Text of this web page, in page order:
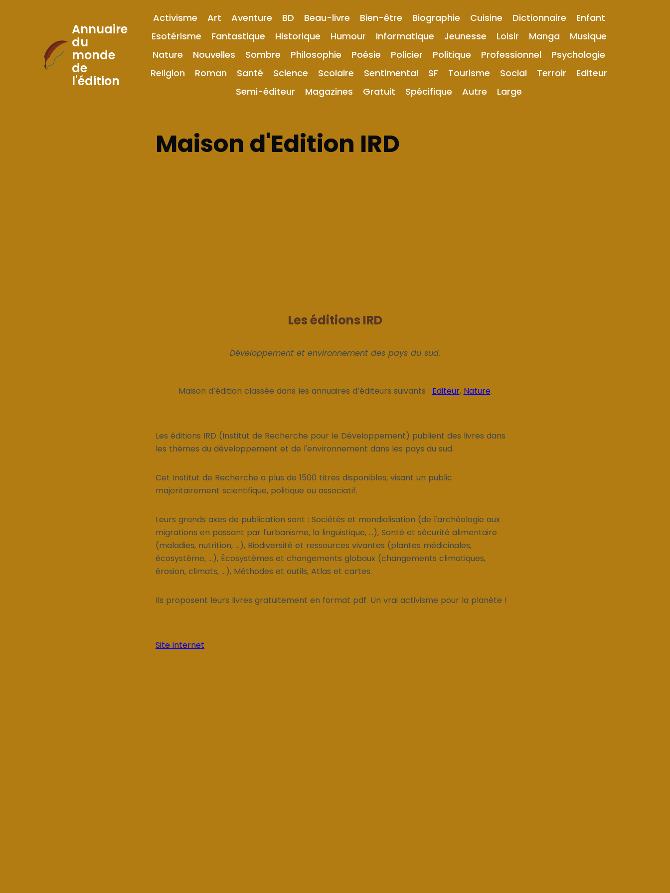
Skip
to
Content
Annuaire
du
monde
de
l'édition
Activisme Art Aventure BD Beau-livre Bien-être Biographie Cuisine Dictionnaire
Enfant
Esotérisme
Fantastique Historique Humour Informatique Jeunesse Loisir Manga
Musique
Nature
Nouvelles Sombre Philosophie Poésie Policier Politique Professionnel
Psychologie
Religion
Roman Santé Science Scolaire Sentimental SF Tourisme Social Terroir
Editeur
Semi-éditeur
Magazines Gratuit Spécifique Autre Large
Maison d'Edition IRD
Les éditions IRD
Développement et environnement des pays du sud.
Maison d’édition classée dans les annuaires d’éditeurs suivants : Editeur, Nature.
Les éditions IRD (Institut de Recherche pour le Développement) publient des livres dans
les thèmes du développement et de l'environnement dans les pays du sud.
Cet Institut de Recherche a plus de 1500 titres disponibles, visant un public
majoritairement scientifique, politique ou associatif.
Leurs grands axes de publication sont : Sociétés et mondialisation (de l'archéologie aux
migrations en passant par l'urbanisme, la linguistique, ...), Santé et sécurité alimentaire
(maladies, nutrition, ...), Biodiversité et ressources vivantes (plantes médicinales,
écosystème, ...), Écosystèmes et changements globaux (changements climatiques,
érosion, climats, ...), Méthodes et outils, Atlas et cartes.
Ils proposent leurs livres gratuitement en format pdf. Un vrai activisme pour la planète !
Site internet